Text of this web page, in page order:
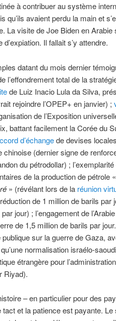
à contribuer au système
qu’ils avaient perdu la main et
La visite de Joe Biden en
Il fallait s’y attendre.
datant du mois dernier
l’effondrement total de la
de Luiz Inacio Lula da Silva,
rejoindre l’OPEP+ en janvier) ;
de l’Exposition
battant facilement la Corée du
d’échangede devises
chinoise (dernier signe de
du pétrodollar) ;
de la production de pétrole «
» (révélant lors de la réunion
de 1 million de barils par
jour) ; l’engagement de
de 1,5 million de barils par
publique sur la guerre de Gaza,
normalisation israélo-
étrangère pour
Riyad).
– en particulier pour des
tact et la patience est payante.